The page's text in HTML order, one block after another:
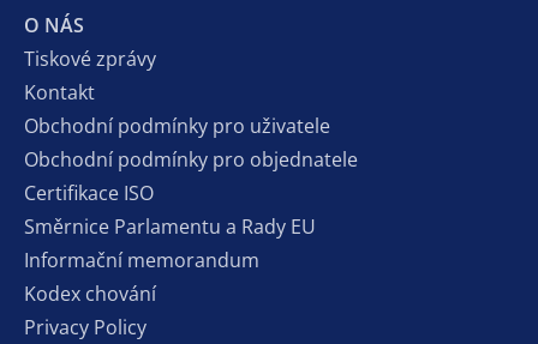
O NÁS
Tiskové zprávy
Kontakt
Obchodní podmínky pro uživatele
Obchodní podmínky pro objednatele
Certifikace ISO
Směrnice Parlamentu a Rady EU
Informační memorandum
Kodex chování
Privacy Policy